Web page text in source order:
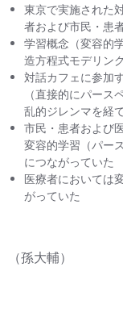
東京で実施された
者および市民・患
学習概念（変容的
造方程式モデリン
対話カフェに参加
（直接的にパー
乱的ジレンマを経
市民・患者および
変容的学習（パー
につながっていた
医療者においては
がっていた
（孫大輔）